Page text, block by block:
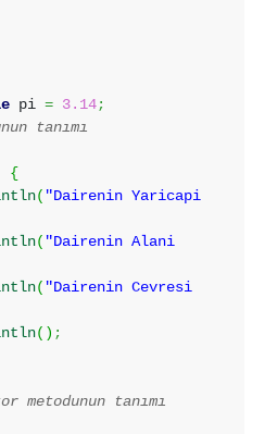
pi = 3.14;
tanımı
{
( "Dairenin Yaricapi
( "Dairenin Alani
( "Dairenin Cevresi
( ) ;
metodunun tanımı